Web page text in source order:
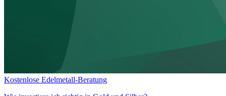
Kostenlose Edelmetall-Beratung